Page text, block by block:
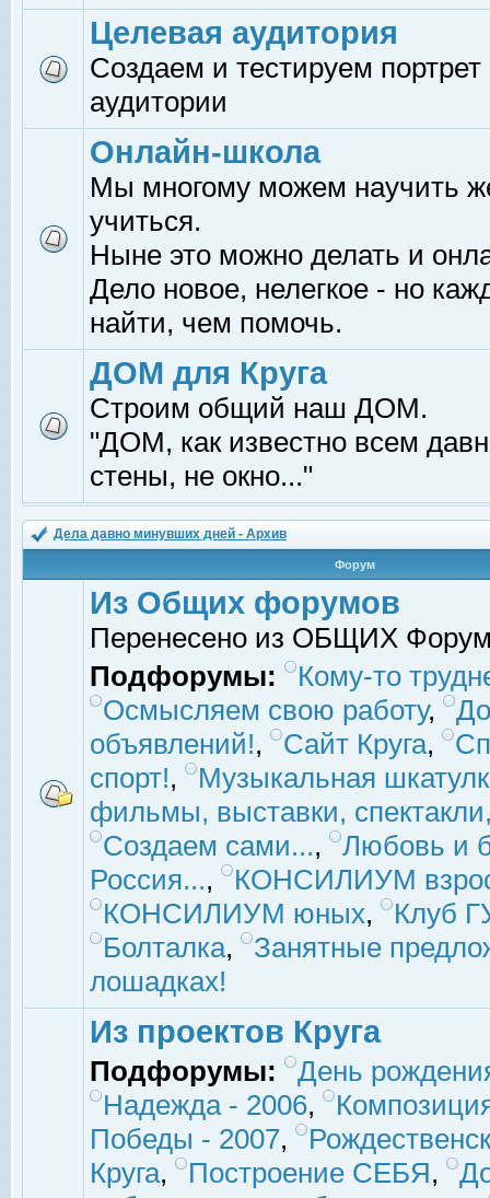
Целевая аудитория
Создаем и тестируем
аудитории
Онлайн-школа
Мы многому можем научить
учиться.
Ныне это можно делать и
Дело новое, нелегкое - но
найти, чем помочь.
ДОМ для Круга
Строим общий наш ДОМ.
"ДОМ, как известно всем
стены, не окно..."
Дела давно минувших дней - Архив
Форум
Из Общих форумов
Перенесено из ОБЩИХ
Подфорумы:
Кому-то
Осмысляем свою работу,
объявлений!, Сайт Круга,
спорт!,
Музыкальная
фильмы, выставки,
Создаем сами...,
Любовь и
Россия...,
КОНСИЛИУМ
КОНСИЛИУМ юных,
Клуб
Болталка,
Занятные
лошадках!
Из проектов Круга
Подфорумы:
День
Надежда - 2006,
Победы - 2007,
Круга, Построение СЕБЯ,